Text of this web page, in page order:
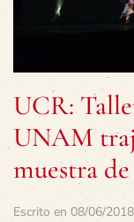
UCR:
UNAM
muestra
Escrito en 08/06/2018